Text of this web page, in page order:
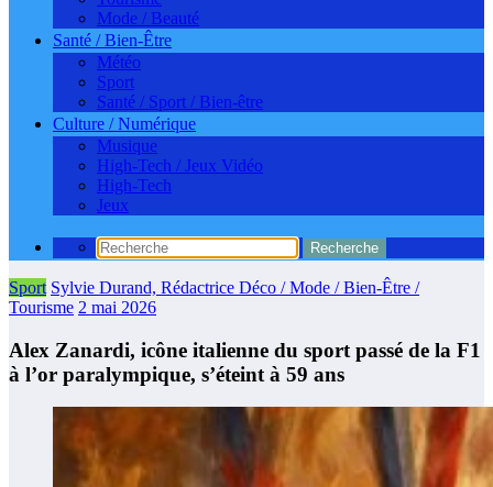
Mode / Beauté
Santé / Bien-Être
Météo
Sport
Santé / Sport / Bien-être
Culture / Numérique
Musique
High-Tech / Jeux Vidéo
High-Tech
Jeux
Sport Sylvie Durand, Rédactrice Déco / Mode / Bien-Être /
Tourisme 2 mai 2026
Alex Zanardi, icône italienne du sport passé de la F1
à l’or paralympique, s’éteint à 59 ans